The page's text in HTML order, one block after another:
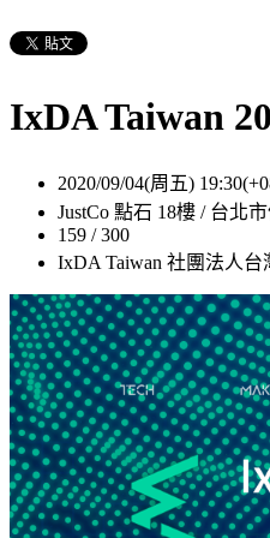
IxDA Taiwan
2020/09/04(周五)
JustCo 點石 18樓 / 台北
159 / 300
IxDA Taiwan 社團法人